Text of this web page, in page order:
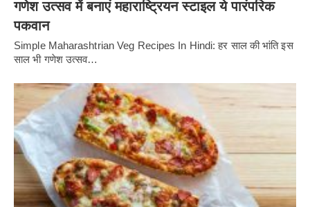
गणेश उत्सव में बनाएं महाराष्ट्रियन स्टाइल ये पारंपरिक
पकवान
Simple Maharashtrian Veg Recipes In Hindi: हर साल की भांति इस
साल भी गणेश उत्सव…